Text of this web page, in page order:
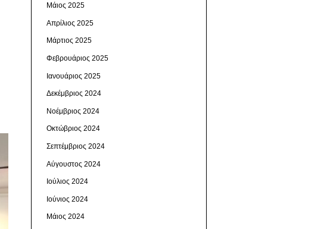
Μάιος 2025
Απρίλιος 2025
Μάρτιος 2025
Φεβρουάριος 2025
Ιανουάριος 2025
Δεκέμβριος 2024
Νοέμβριος 2024
Οκτώβριος 2024
Σεπτέμβριος 2024
Αύγουστος 2024
Ιούλιος 2024
Ιούνιος 2024
Μάιος 2024